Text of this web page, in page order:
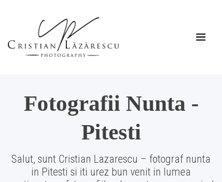
Fotografii Nunta -
Pitesti
Salut, sunt Cristian Lazarescu – fotograf nunta
in Pitesti si iti urez bun venit in lumea